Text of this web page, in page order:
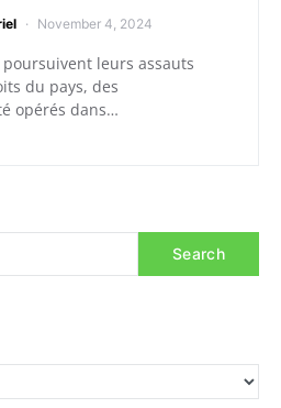
November 4, 2024
leurs assauts
du pays, des
opérés dans…
Search